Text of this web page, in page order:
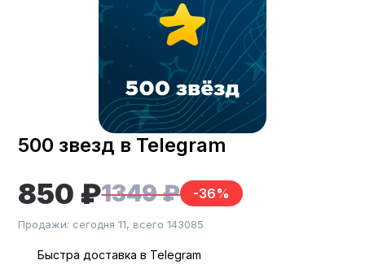
500 звезд в Telegram
850 ₽1349 ₽ -36%
Продажи: сегодня 11, всего 143085
Быстра доставка в Telegram